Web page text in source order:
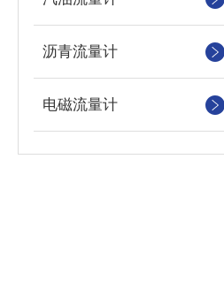
沥青流量计
电磁流量计